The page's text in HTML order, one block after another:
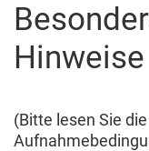
(Bitte lesen Sie